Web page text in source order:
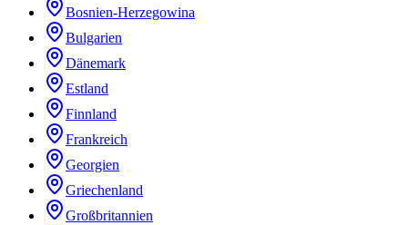
Bosnien-Herzegowina
Bulgarien
Dänemark
Estland
Finnland
Frankreich
Georgien
Griechenland
Großbritannien